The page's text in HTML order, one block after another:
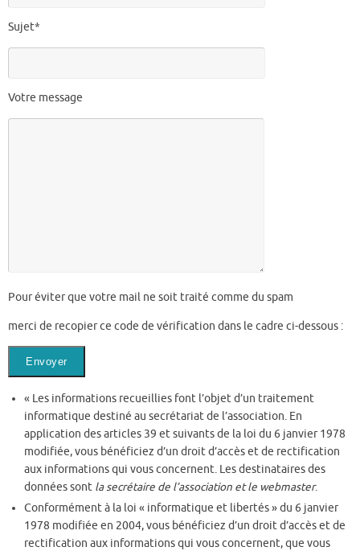
Sujet*
Votre message
Pour éviter que votre mail ne soit traité comme du spam
merci de recopier ce code de vérification dans le cadre ci-dessous :
« Les informations recueillies font l’objet d’un traitement
informatique destiné au secrétariat de l’association. En
application des articles 39 et suivants de la loi du 6 janvier 1978
modifiée, vous bénéficiez d’un droit d’accès et de rectification
aux informations qui vous concernent. Les destinataires des
données sont la secrétaire de l’association et le webmaster.
Conformément à la loi « informatique et libertés » du 6 janvier
1978 modifiée en 2004, vous bénéficiez d’un droit d’accès et de
rectification aux informations qui vous concernent, que vous